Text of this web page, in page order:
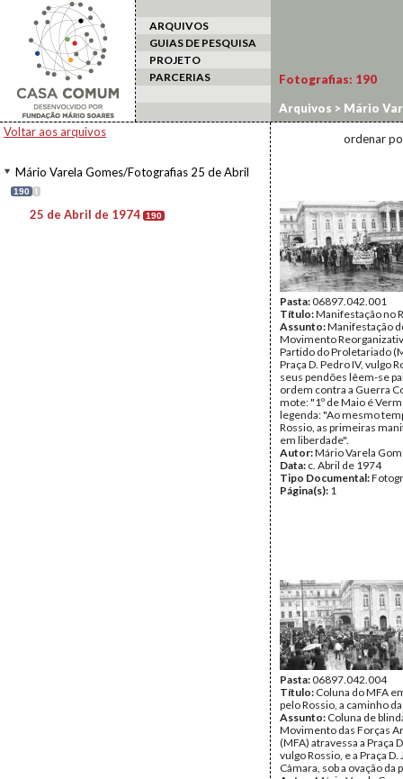
ARQUIVOS
GUIAS DE PESQUISA
PROJETO
PARCERIAS
Voltar aos arquivos
Mário Varela Gomes/Fotografias 25 de Abril
190 I
25 de Abril de 1974 190
Fotografias: 190
Arquivos > Mário
ordenar
Pasta:06897.042.001
Título:Manifestação no
Assunto:Manifestação
Movimento
Partido do Proletariado
Praça D. Pedro IV, vulgo
seus pendões lêem-se
ordem contra a Guerra
mote: "1º de Maio é
legenda: "Ao mesmo
Rossio, as primeiras
em liberdade".
Autor:Mário Varela
Data: c. Abril de 1974
Tipo Documental:
Página(s): 1
Pasta:06897.042.004
Título: Coluna do MFA
pelo Rossio, a caminho
Assunto: Coluna de
Movimento das Forças
(MFA) atravessa a Praça
vulgo Rossio, e a Praça D.
Câmara, sob a ovação da